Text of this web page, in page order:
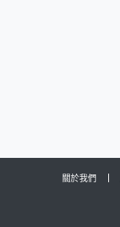
關於我們